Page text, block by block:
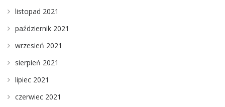
listopad 2021
październik 2021
wrzesień 2021
sierpień 2021
lipiec 2021
czerwiec 2021